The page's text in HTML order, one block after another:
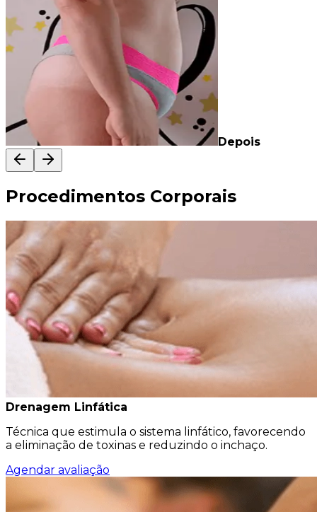
Depois
Procedimentos Corporais
Drenagem Linfática
Técnica que estimula o sistema linfático, favorecendo
a eliminação de toxinas e reduzindo o inchaço.
Agendar avaliação